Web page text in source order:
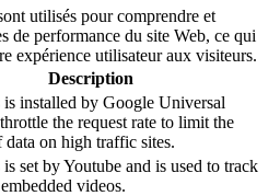
utilisés pour comprendre et
de performance du site Web, ce qui
expérience utilisateur aux visiteurs.
Description
installed by Google Universal
the request rate to limit the
on high traffic sites.
set by Youtube and is used to track
videos.